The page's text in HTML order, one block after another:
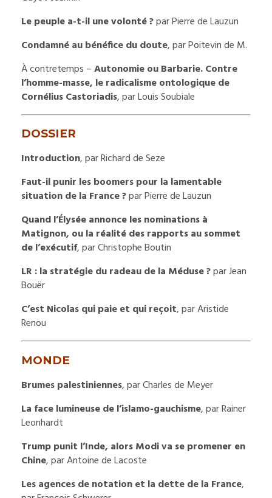
Le peuple a-t-il une volonté ?par Pierre de Lauzun
Condamné au bénéfice du doute, par Poitevin de M.
À contretemps –Autonomie ou Barbarie. Contre
l’homme-masse, le radicalisme ontologique de
Cornélius Castoriadis, par Louis Soubiale
DOSSIER
Introduction, par Richard de Seze
Faut-il punir les boomers pour la lamentable
situation de la France ?par Pierre de Lauzun
Quand l’Élysée annonce les nominations à
Matignon, ou la réalité des rapports au sommet
de l’exécutif, par Christophe Boutin
LR : la stratégie du radeau de la Méduse ?par Jean
Bouër
C’est Nicolas qui paie et qui reçoit, par Aristide
Renou
MONDE
Brumes palestiniennes, par Charles de Meyer
La face lumineuse de l’islamo-gauchisme, par Rainer
Leonhardt
Trump punit l’Inde, alors Modi va se promener en
Chine, par Antoine de Lacoste
Les agences de notation et la dette de la France,